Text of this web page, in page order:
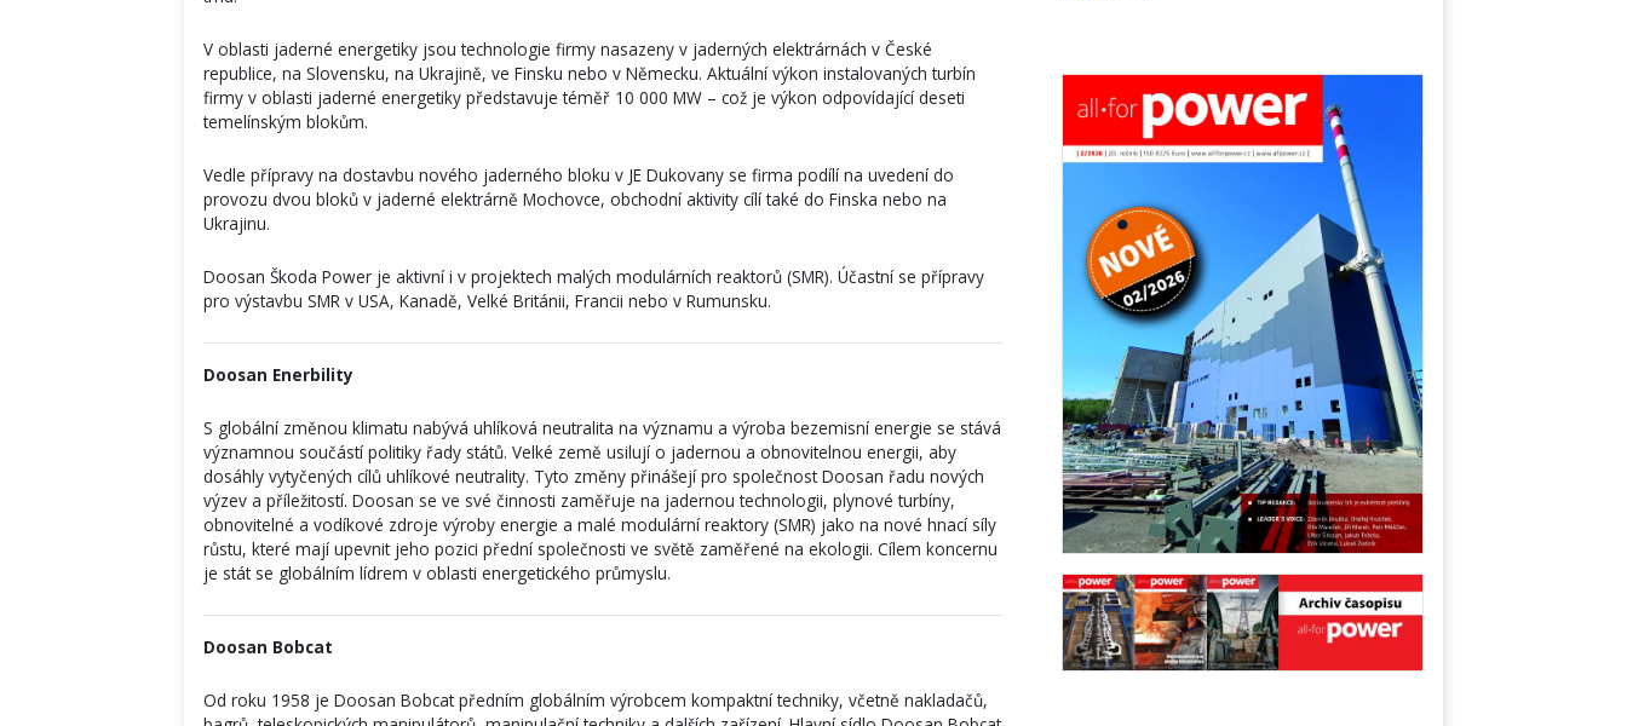
V oblasti jaderné energetiky jsou technologie firmy nasazeny v jaderných elektrárnách v České
republice, na Slovensku, na Ukrajině, ve Finsku nebo v Německu. Aktuální výkon instalovaných turbín
firmy v oblasti jaderné energetiky představuje téměř 10 000 MW – což je výkon odpovídající deseti
temelínským blokům.
Vedle přípravy na dostavbu nového jaderného bloku v JE Dukovany se firma podílí na uvedení do
provozu dvou bloků v jaderné elektrárně Mochovce, obchodní aktivity cílí také do Finska nebo na
Ukrajinu.
Doosan Škoda Power je aktivní i v projektech malých modulárních reaktorů (SMR). Účastní se přípravy
pro výstavbu SMR v USA, Kanadě, Velké Británii, Francii nebo v Rumunsku.
Doosan Enerbility
S globální změnou klimatu nabývá uhlíková neutralita na významu a výroba bezemisní energie se stává
významnou součástí politiky řady států. Velké země usilují o jadernou a obnovitelnou energii, aby
dosáhly vytyčených cílů uhlíkové neutrality. Tyto změny přinášejí pro společnost Doosan řadu nových
výzev a příležitostí. Doosan se ve své činnosti zaměřuje na jadernou technologii, plynové turbíny,
obnovitelné a vodíkové zdroje výroby energie a malé modulární reaktory (SMR) jako na nové hnací síly
růstu, které mají upevnit jeho pozici přední společnosti ve světě zaměřené na ekologii. Cílem koncernu
je stát se globálním lídrem v oblasti energetického průmyslu.
Doosan Bobcat
Od roku 1958 je Doosan Bobcat předním globálním výrobcem kompaktní techniky, včetně nakladačů,